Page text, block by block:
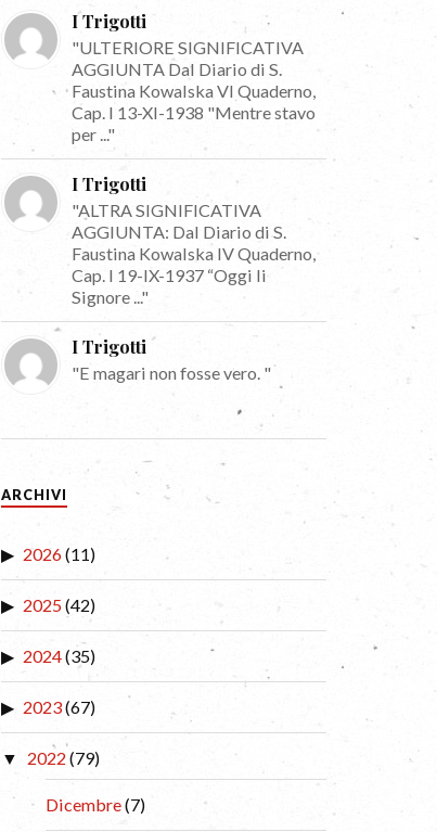
I Trigotti
"ULTERIORE SIGNIFICATIVA
AGGIUNTA Dal Diario di S.
Faustina Kowalska VI Quaderno,
Cap. I 13-XI-1938 "Mentre stavo
per ..."
I Trigotti
"ALTRA SIGNIFICATIVA
AGGIUNTA: Dal Diario di S.
Faustina Kowalska IV Quaderno,
Cap. I 19-IX-1937 “Oggi li
Signore ..."
I Trigotti
"E magari non fosse vero. "
ARCHIVI
2026(11)
2025(42)
2024(35)
2023(67)
2022 (79)
Dicembre(7)